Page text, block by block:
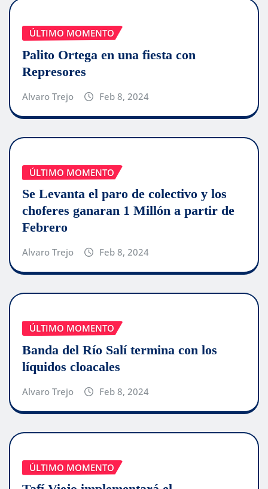
ÚLTIMO MOMENTO
Palito Ortega en una fiesta con
Represores
Alvaro Trejo Feb 8, 2024
ÚLTIMO MOMENTO
Se Levanta el paro de colectivo y los
choferes ganaran 1 Millón a partir de
Febrero
Alvaro Trejo Feb 8, 2024
ÚLTIMO MOMENTO
Banda del Río Salí termina con los
líquidos cloacales
Alvaro Trejo Feb 8, 2024
ÚLTIMO MOMENTO